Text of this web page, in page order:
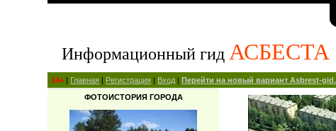
Информационный гид АСБЕСТА
14+ | Главная | Регистрация | Вход |Перейти на новый вариант Asbrest-
ФОТОИСТОРИЯ ГОРОДА